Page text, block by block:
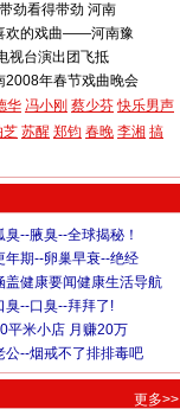
劲看得带劲 河南
欢的戏曲——河南豫
视台演出团飞抵
2008年春节戏曲晚会
华 冯小刚 蔡少芬 快乐男声
芝 苏醒 郑钧 春晚 李湘 搞
臭--腋臭--全球揭秘！
年期--卵巢早衰--绝经
盖健康要闻健康生活导航
臭--口臭--拜拜了!
平米小店 月赚20万
公--烟戒不了排排毒吧
更多>>